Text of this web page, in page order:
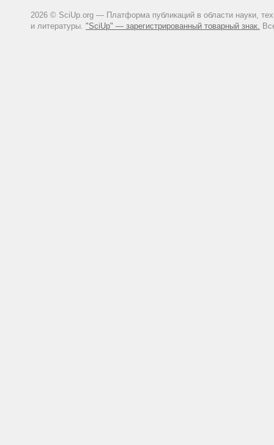
2026 © SciUp.org — Платформа публикаций в области науки,
и литературы. "SciUp" — зарегистрированный товарный знак.